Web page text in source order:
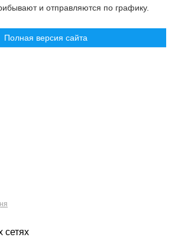
и отправляются по графику.
Полная версия сайта
сетях